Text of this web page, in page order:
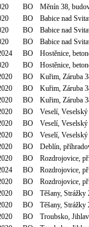
BO
Měnín 38,
BO
Babice nad
BO
Babice nad
BO
Babice nad
BO
Hostěnice,
BO
Hostěnice,
BO
Kuřim, Záruba
BO
Kuřim, Záruba
BO
Kuřim, Záruba
BO
Veselí,
BO
Veselí,
BO
Veselí,
BO
Deblín,
BO
Rozdrojovice,
BO
Rozdrojovice,
BO
Rozdrojovice,
BO
Těšany,
BO
Těšany,
BO
Troubsko,